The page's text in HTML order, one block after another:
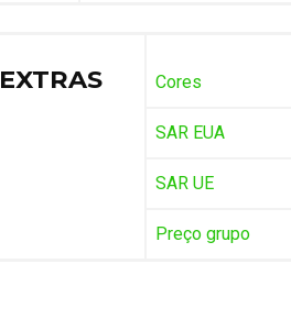
EXTRAS Cores
SAR EUA
SAR UE
Preço grupo